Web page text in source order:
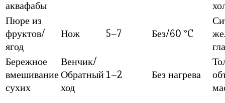
аквафабы
Пюре из
фруктов/
ягод
Нож 5–7 Без/60 °C
Бережное
вмешивание
сухих
Венчик/
Обратный
ход
1–2 Без нагрева